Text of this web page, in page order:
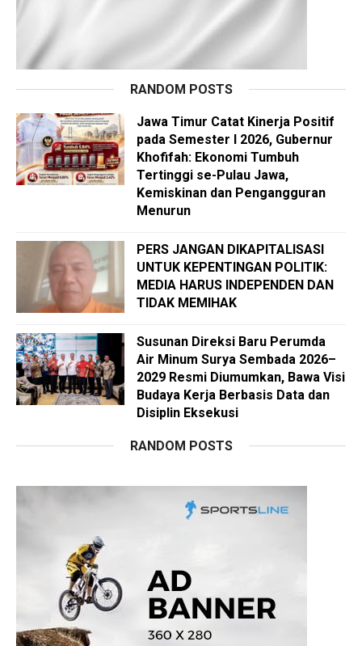
RANDOM POSTS
Jawa Timur Catat Kinerja Positif
pada Semester I 2026, Gubernur
Khofifah: Ekonomi Tumbuh
Tertinggi se-Pulau Jawa,
Kemiskinan dan Pengangguran
Menurun
PERS JANGAN DIKAPITALISASI
UNTUK KEPENTINGAN POLITIK:
MEDIA HARUS INDEPENDEN DAN
TIDAK MEMIHAK
Susunan Direksi Baru Perumda
Air Minum Surya Sembada 2026–
2029 Resmi Diumumkan, Bawa Visi
Budaya Kerja Berbasis Data dan
Disiplin Eksekusi
RANDOM POSTS